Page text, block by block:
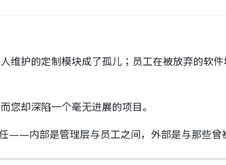
维护的定制模块成了孤儿；员工在被放弃的软
您却深陷一个毫无进展的项目。
——内部是管理层与员工之间，外部是与那些曾